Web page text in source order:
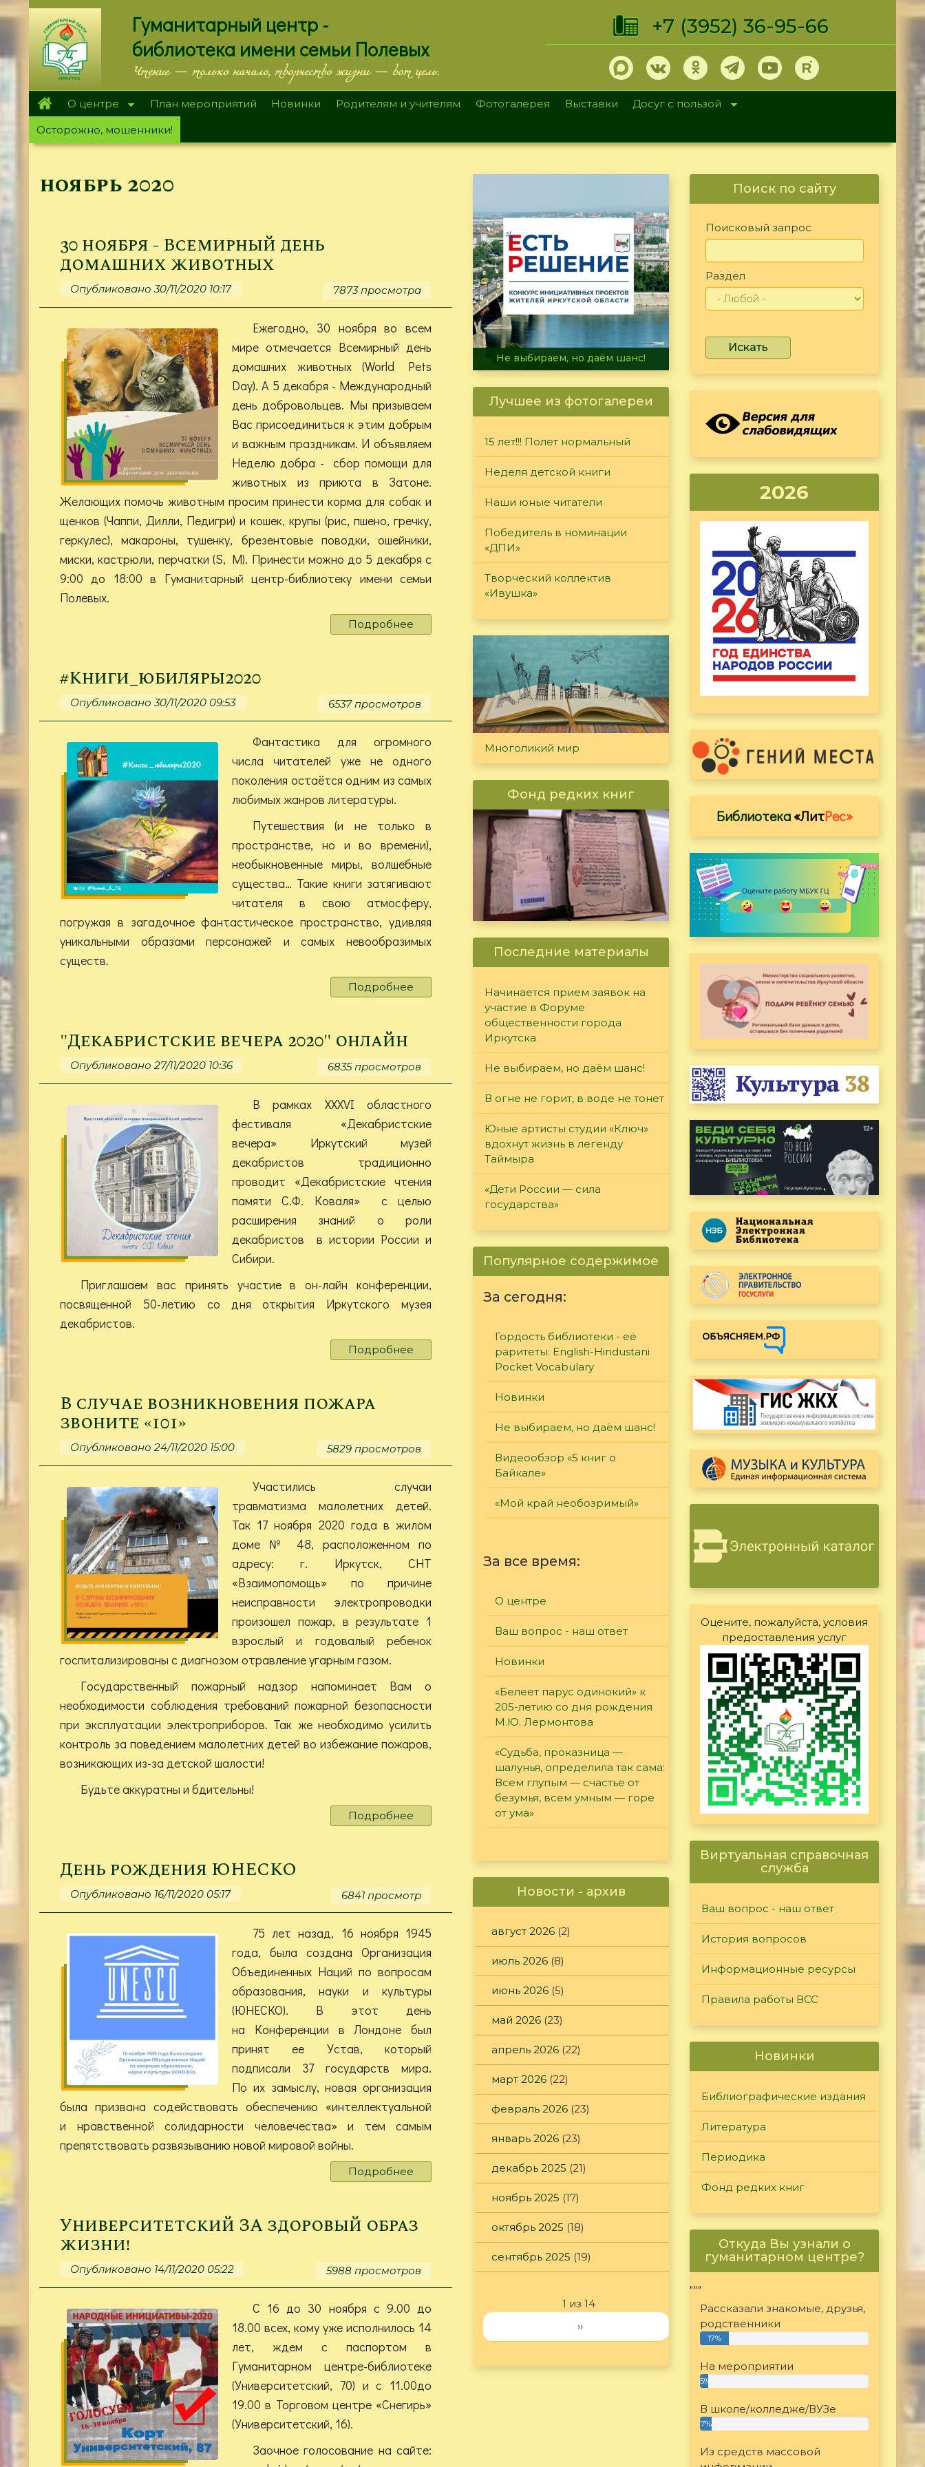
Перейти
к
основному
содержанию
Гуманитарный центр -
библиотека имени семьи Полевых
Чтение — только начало, творчество жизни — вот цель.
+7 (3952) 36-95-66
О центре План мероприятий Новинки Родителям и учителям Фотогалерея Выставки
Досуг с пользой
Осторожно, мошенники!
ноябрь 2020
30 ноября - Всемирный день
домашних животных
Опубликовано 30/11/2020 10:17 7873 просмотра
Ежегодно, 30 ноября во всем
мире отмечается Всемирный день
домашних животных (World Pets
Day). А 5 декабря - Международный
день добровольцев. Мы призываем
Вас присоединиться к этим добрым
и важным праздникам. И объявляем
Неделю добра - сбор помощи для
животных из приюта в Затоне.
Желающих помочь животным просим принести корма для собак и
щенков (Чаппи, Дилли, Педигри) и кошек, крупы (рис, пшено, гречку,
геркулес), макароны, тушенку, брезентовые поводки, ошейники,
миски, кастрюли, перчатки (S, M). Принести можно до 5 декабря с
9:00 до 18:00 в Гуманитарный центр-библиотеку имени семьи
Полевых.
Подробнее
30
Всемирный
день
домашних
#Книги_юбиляры2020
Опубликовано 30/11/2020 09:53 6537 просмотров
Фантастика для огромного
числа читателей уже не одного
поколения остаётся одним из самых
любимых жанров литературы.
Путешествия (и не только в
пространстве, но и во времени),
необыкновенные миры, волшебные
существа… Такие книги затягивают
читателя в свою атмосферу,
погружая в загадочное фантастическое пространство, удивляя
уникальными образами персонажей и самых невообразимых
существ.
Подробнее
#Книги_юбиляры2020
"Декабристские вечера 2020" онлайн
Опубликовано 27/11/2020 10:36 6835 просмотров
В рамках XXXVI областного
фестиваля «Декабристские
вечера» Иркутский музей
декабристов традиционно
проводит «Декабристские чтения
памяти С.Ф. Коваля» с целью
расширения знаний о роли
декабристов в истории России и
Сибири.
Приглашаем вас принять участие в он-лайн конференции,
посвященной 50-летию со дня открытия Иркутского музея
декабристов.
Подробнее
"Декабристские
В случае возникновения пожара
звоните «101»
Опубликовано 24/11/2020 15:00 5829 просмотров
Участились случаи
травматизма малолетних детей.
Так 17 ноября 2020 года в жилом
доме № 48, расположенном по
адресу: г. Иркутск, СНТ
«Взаимопомощь» по причине
неисправности электропроводки
произошел пожар, в результате 1
взрослый и годовалый ребенок
госпитализированы с диагнозом отравление угарным газом.
Государственный пожарный надзор напоминает Вам о
необходимости соблюдения требований пожарной безопасности
при эксплуатации электроприборов. Так же необходимо усилить
контроль за поведением малолетних детей во избежание пожаров,
возникающих из-за детской шалости!
Будьте аккуратны и бдительны!
Подробнее
В
возникновения
звоните
«101»
День рождения ЮНЕСКО
Опубликовано 16/11/2020 05:17 6841 просмотр
75 лет назад, 16 ноября 1945
года, была создана Организация
Объединенных Наций по вопросам
образования, науки и культуры
(ЮНЕСКО). В этот день
на Конференции в Лондоне был
принят ее Устав, который
подписали 37 государств мира.
По их замыслу, новая организация
была призвана содействовать обеспечению «интеллектуальной
и нравственной солидарности человечества» и тем самым
препятствовать развязыванию новой мировой войны.
Подробнее
День
Университетский ЗА здоровый образ
жизни!
Опубликовано 14/11/2020 05:22 5988 просмотров
С 16 до 30 ноября с 9.00 до
18.00 всех, кому уже исполнилось 14
лет, ждем с паспортом в
Гуманитарном центре-библиотеке
(Университетский, 70) и с 11.00до
19.00 в Торговом центре «Снегирь»
(Университетский, 16).
Заочное голосование на сайте:
В огне не горит, в воде не тонет
Лучшее из фотогалереи
15 лет!!! Полет нормальный
Неделя детской книги
Наши юные читатели
Победитель в номинации
«ДПИ»
Творческий коллектив
«Ивушка»
Многоликий мир
Фонд редких книг
Последние материалы
Начинается прием заявок на
участие в Форуме
общественности города
Иркутска
Не выбираем, но даём шанс!
В огне не горит, в воде не тонет
Юные артисты студии «Ключ»
вдохнут жизнь в легенду
Таймыра
«Дети России — сила
государства»
Популярное содержимое
За сегодня:
Гордость библиотеки - её
раритеты: English-Hindustani
Pocket Vocabulary
Новинки
Не выбираем, но даём шанс!
Видеообзор «5 книг о
Байкале»
«Мой край необозримый»
За все время:
О центре
Ваш вопрос - наш ответ
Новинки
«Белеет парус одинокий» к
205-летию со дня рождения
М.Ю. Лермонтова
«Судьба, проказница —
шалунья, определила так сама:
Всем глупым — счастье от
безумья, всем умным — горе
от ума»
Новости - архив
август 2026 (2)
июль 2026 (8)
июнь 2026 (5)
май 2026 (23)
апрель 2026 (22)
март 2026 (22)
февраль 2026 (23)
январь 2026 (23)
декабрь 2025 (21)
ноябрь 2025 (17)
октябрь 2025 (18)
сентябрь 2025 (19)
1 из 14
››
Поиск по сайту
Поисковый запрос
Раздел
Искать
2026
Библиотека«ЛитРес»
Оцените, пожалуйста, условия
предоставления услуг
Виртуальная справочная
служба
Ваш вопрос - наш ответ
История вопросов
Информационные ресурсы
Правила работы ВСС
Новинки
Библиографические издания
Литература
Периодика
Фонд редких книг
Откуда Вы узнали о
гуманитарном центре?
"""
Рассказали знакомые, друзья,
родственники
17%
На мероприятии
5%
В школе/колледже/ВУЗе
7%
Из средств массовой